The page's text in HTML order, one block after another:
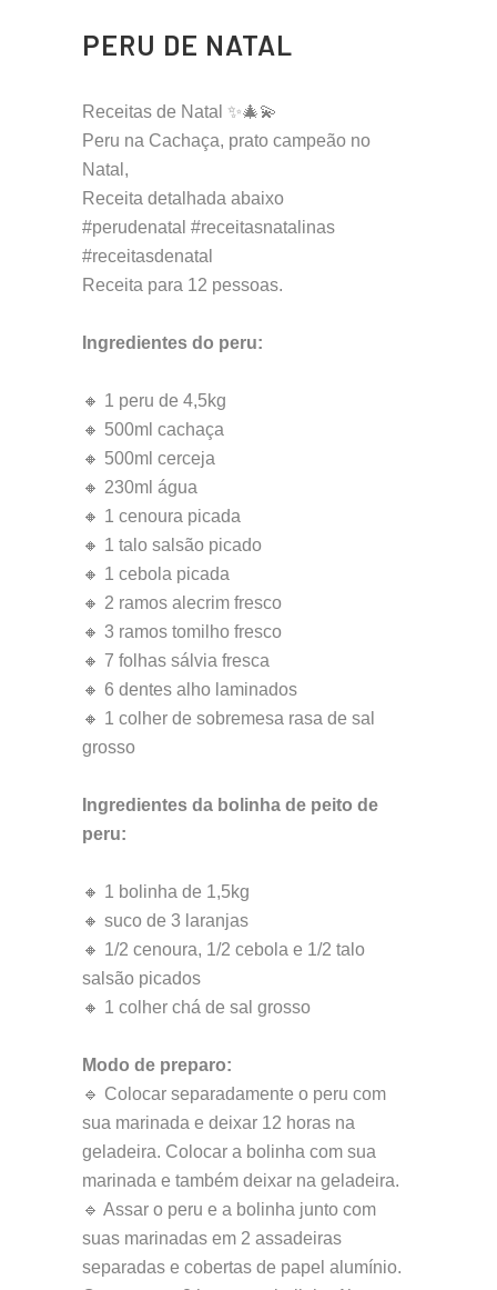
PERU DE NATAL
Receitas de Natal ✨🎄💫
Peru na Cachaça, prato campeão no
Natal,
Receita detalhada abaixo
#perudenatal #receitasnatalinas
#receitasdenatal
Receita para 12 pessoas.
Ingredientes do peru:
🔸 1 peru de 4,5kg
🔸 500ml cachaça
🔸 500ml cerceja
🔸 230ml água
🔸 1 cenoura picada
🔸 1 talo salsão picado
🔸 1 cebola picada
🔸 2 ramos alecrim fresco
🔸 3 ramos tomilho fresco
🔸 7 folhas sálvia fresca
🔸 6 dentes alho laminados
🔸 1 colher de sobremesa rasa de sal
grosso
Ingredientes da bolinha de peito de
peru:
🔸 1 bolinha de 1,5kg
🔸 suco de 3 laranjas
🔸 1/2 cenoura, 1/2 cebola e 1/2 talo
salsão picados
🔸 1 colher chá de sal grosso
Modo de preparo:
🔹 Colocar separadamente o peru com
sua marinada e deixar 12 horas na
geladeira. Colocar a bolinha com sua
marinada e também deixar na geladeira.
🔹 Assar o peru e a bolinha junto com
suas marinadas em 2 assadeiras
separadas e cobertas de papel alumínio.